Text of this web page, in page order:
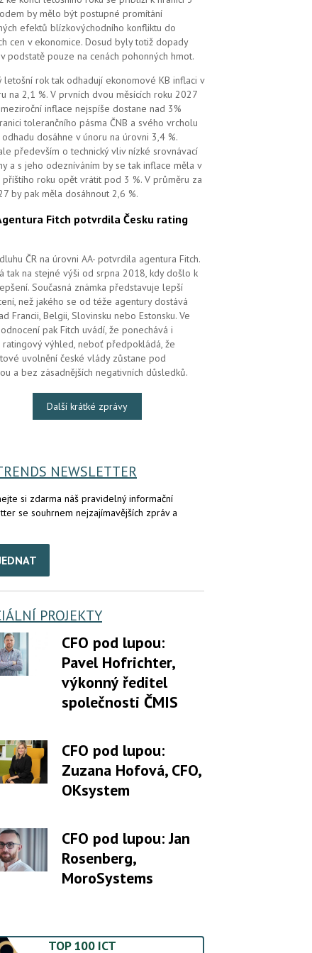
by mělo být postupné promítání
efektů blízkovýchodního konfliktu do
cen v ekonomice. Dosud byly totiž dopady
podstatě pouze na cenách pohonných hmot.
letošní rok tak odhadují ekonomové KB inflaci v
na 2,1 %. V prvních dvou měsících roku 2027
inflace nejspíše dostane nad 3%
tolerančního pásma ČNB a svého vrcholu
dosáhne v únoru na úrovni 3,4 %.
především o technický vliv nízké srovnávací
a s jeho odezníváním by se tak inflace měla v
roku opět vrátit pod 3 %. V průměru za
by pak měla dosáhnout 2,6 %.
Fitch potvrdila Česku rating
ČR na úrovni AA- potvrdila agentura Fitch.
tak na stejné výši od srpna 2018, kdy došlo k
Současná známka představuje lepší
než jakého se od téže agentury dostává
Francii, Belgii, Slovinsku nebo Estonsku. Ve
pak Fitch uvádí, že ponechává i
ratingový výhled, neboť předpokládá, že
uvolnění české vlády zůstane pod
a bez zásadnějších negativních důsledků.
Další krátké zprávy
NEWSLETTER
si zdarma náš pravidelný informační
se souhrnem nejzajímavějších zpráv a
PROJEKTY
CFO pod lupou:
Pavel Hofrichter,
výkonný ředitel
společnosti ČMIS
CFO pod lupou:
Zuzana Hofová, CFO,
OKsystem
CFO pod lupou: Jan
Rosenberg,
MoroSystems
TOP 100 ICT